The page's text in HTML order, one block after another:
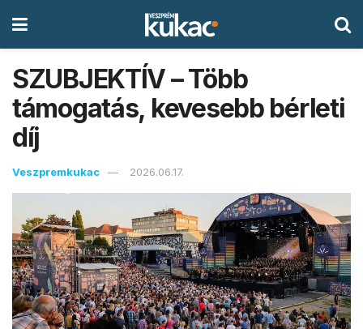
SZUBJEKTÍV – Több
támogatás, kevesebb bérleti
díj
Veszpremkukac 2026.06.17.